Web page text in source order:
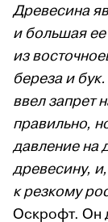
Древесина
и большая ее
из
береза и
ввел запрет
правильно,
давление на
древесину,
к резкому
Оскрофт. Он